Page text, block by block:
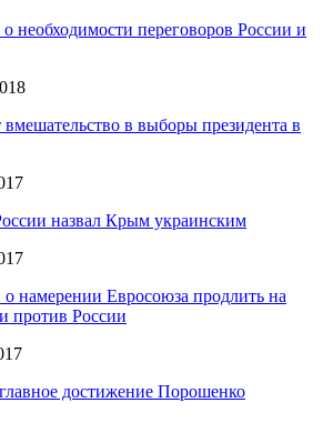
необходимости переговоров России и
в выборы президента в
назвал Крым украинским
намерении Евросоюза продлить на
против России
достижение Порошенко